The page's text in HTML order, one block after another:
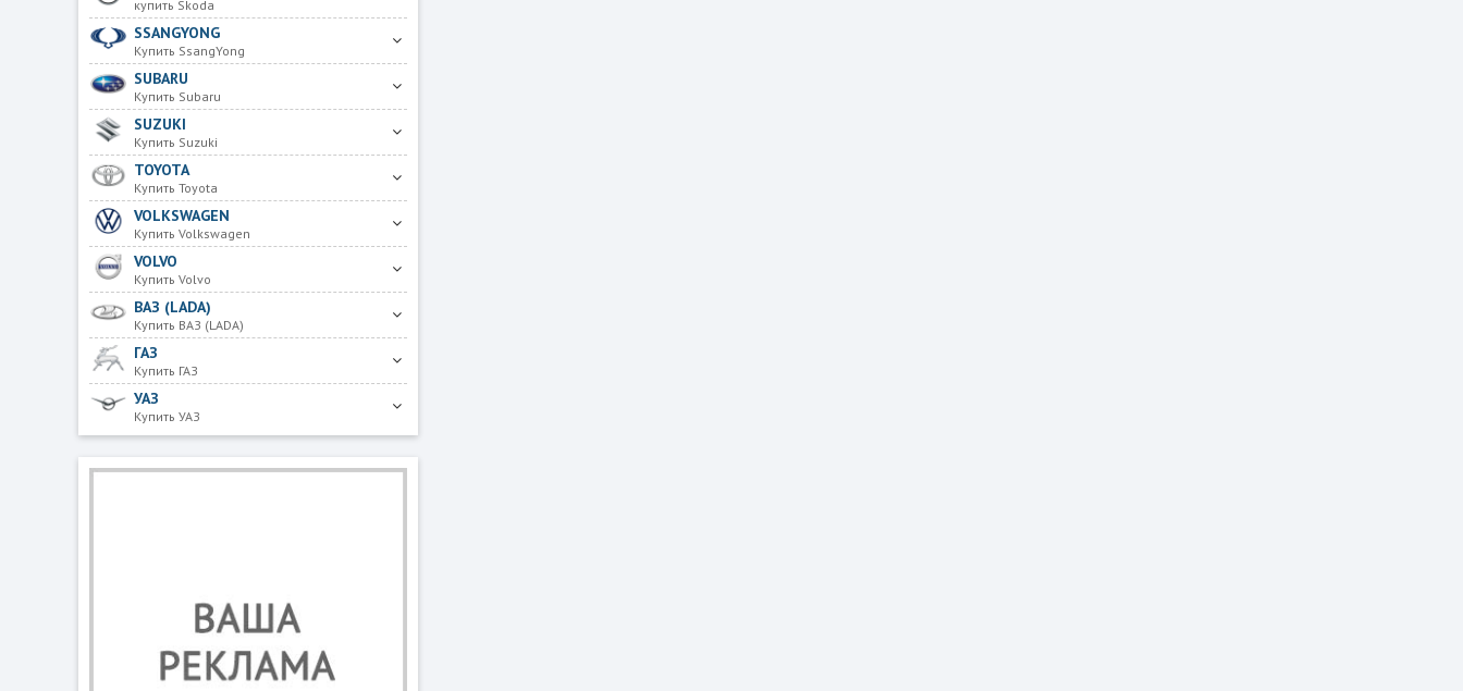
купить Skoda
SSANGYONG
Купить SsangYong
SUBARU
Купить Subaru
SUZUKI
Купить Suzuki
TOYOTA
Купить Toyota
VOLKSWAGEN
Купить Volkswagen
VOLVO
Купить Volvo
ВАЗ (LADA)
Купить ВАЗ (LADA)
ГАЗ
Купить ГАЗ
УАЗ
Купить УАЗ